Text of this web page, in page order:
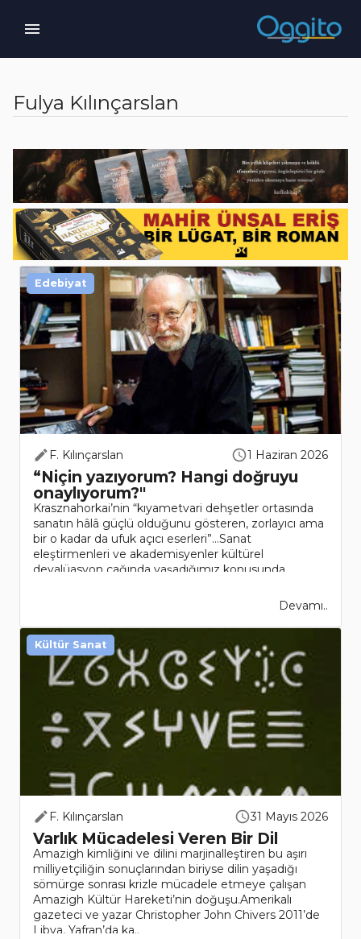
Fulya Kılınçarslan
F. Kılınçarslan 1 Haziran 2026
“Niçin yazıyorum? Hangi doğruyu
onaylıyorum?"
Krasznahorkai’nin “kıyametvari dehşetler ortasında
sanatın hâlâ güçlü olduğunu gösteren, zorlayıcı ama
bir o kadar da ufuk açıcı eserleri”…Sanat
eleştirmenleri ve akademisyenler kültürel
devalüasyon çağında yaşadığımız konusunda
Devamı..
Edebiyat
F. Kılınçarslan 31 Mayıs 2026
Varlık Mücadelesi Veren Bir Dil
Amazigh kimliğini ve dilini marjinalleştiren bu aşırı
milliyetçiliğin sonuçlarından biriyse dilin yaşadığı
sömürge sonrası krizle mücadele etmeye çalışan
Amazigh Kültür Hareketi’nin doğuşu.Amerikalı
gazeteci ve yazar Christopher John Chivers 2011’de
Libya, Yafran’da ka..
Kültür Sanat